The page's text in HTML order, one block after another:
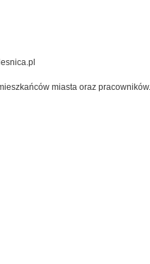
miasta oraz pracowników.